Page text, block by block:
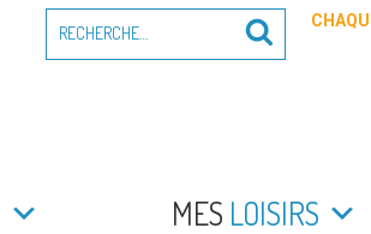
pour
Recherche
MES LOISIRS